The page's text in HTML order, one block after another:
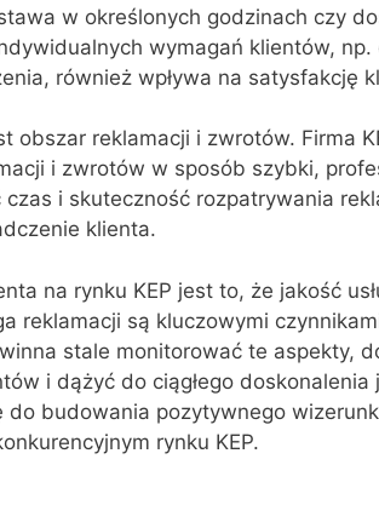
w określonych godzinach czy
wymagań klientów,
również wpływa na satysfakcję
obszar reklamacji i zwrotów. Firma
i zwrotów w sposób szybki,
i skuteczność rozpatrywania
klienta.
na rynku KEP jest to, że jakość
reklamacji są kluczowymi
stale monitorować te aspekty,
i dążyć do ciągłego doskonalenia
budowania pozytywnego
rynku KEP.